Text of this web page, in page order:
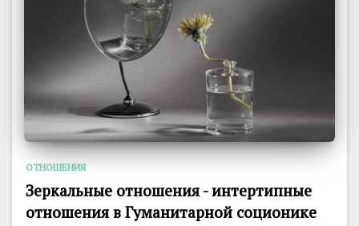
ОТНОШЕНИЯ
Зеркальные отношения - интертипные
отношения в Гуманитарной соционике